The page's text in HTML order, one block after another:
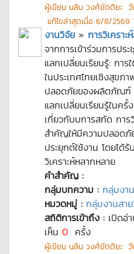
ผู้เขียน นลิน วงศ์ขัตติยะ
แก้ไขล่าสุดเมื่อ 6/8/2569
งานวิจัย » การวิเครา
จากการเข้าร่วมการปร
แลกเปลี่ยนเรียนรู้: การ
ในประเทศไทยเชิงสุข
ปลอดภัยของผลิตภัณฑ์
แลกเปลี่ยนเรียนรู้ในครั้
เกี่ยวกับบการสกัด การ
สำคัญให้มีความปลอดภั
ประยุกต์ใช้งาน โดยได้
วิเคราะห์หลากหลาย
คำสำคัญ :
กลุ่มบทความ : กลุ่มงา
หมวดหมู่ : กลุ่มงานสา
สถิติการเข้าถึง : เปิดอ่
เห็น 0 ครั้ง
ผู้เขียน นลิน วงศ์ขัตติยะ